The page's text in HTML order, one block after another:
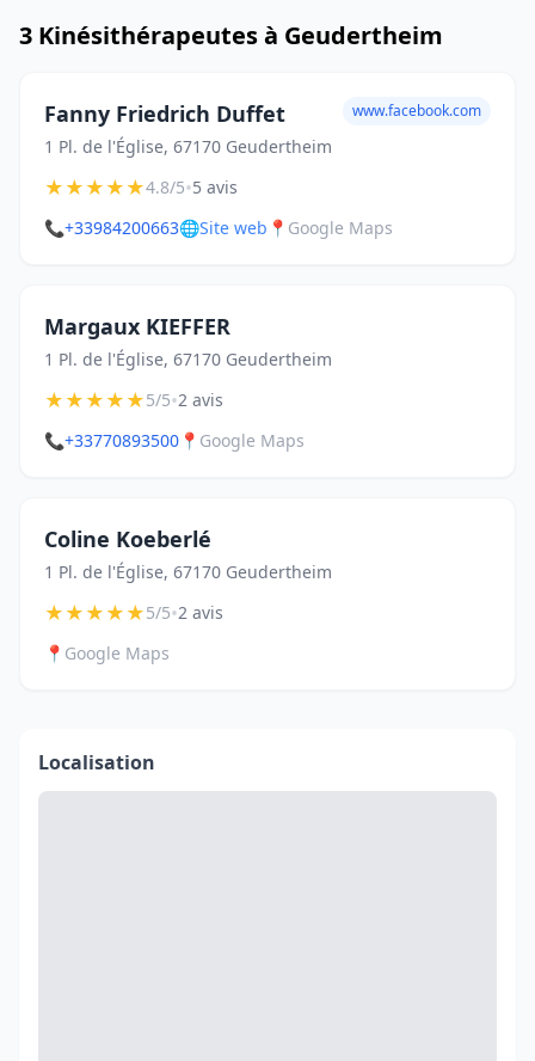
3 Kinésithérapeutes à Geudertheim
Fanny Friedrich Duffet
1 Pl. de l'Église, 67170 Geudertheim
www.facebook.com
★★★★★4.8/5•5 avis
📞+33984200663🌐Site web 📍 Google Maps
Margaux KIEFFER
1 Pl. de l'Église, 67170 Geudertheim
★★★★★5/5•2 avis
📞+33770893500 📍 Google Maps
Coline Koeberlé
1 Pl. de l'Église, 67170 Geudertheim
★★★★★5/5•2 avis
📍 Google Maps
Localisation